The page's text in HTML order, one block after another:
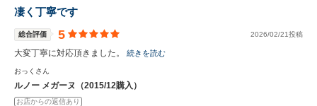
凄く丁寧です
総合評価 5 2026/02/21投稿
大変丁寧に対応頂きました。 続きを読む
おっくさん
ルノー メガーヌ（2015/12購入）
お店からの返信あり